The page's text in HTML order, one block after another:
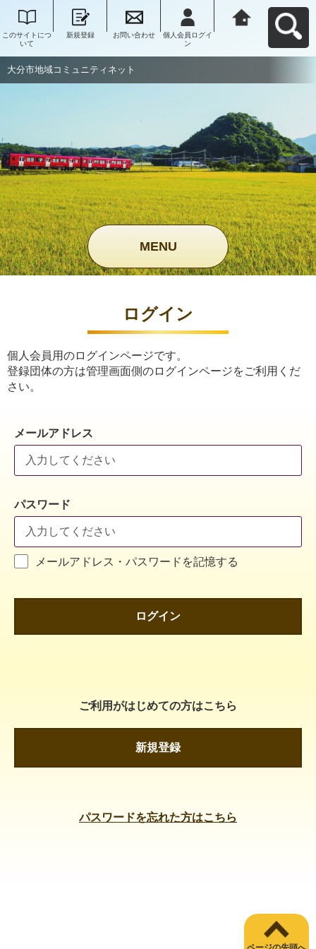
このサイトにつ
いて
新規登録 お問い合わせ
個人会員ログイ
ン
大分市地域コミュニティネット
MENU
ログイン
個人会員用のログインページです。
登録団体の方は管理画面側のログインページをご利用くだ
さい。
メールアドレス
パスワード
メールアドレス・パスワードを記憶する
ログイン
ご利用がはじめての方はこちら
新規登録
パスワードを忘れた方はこちら